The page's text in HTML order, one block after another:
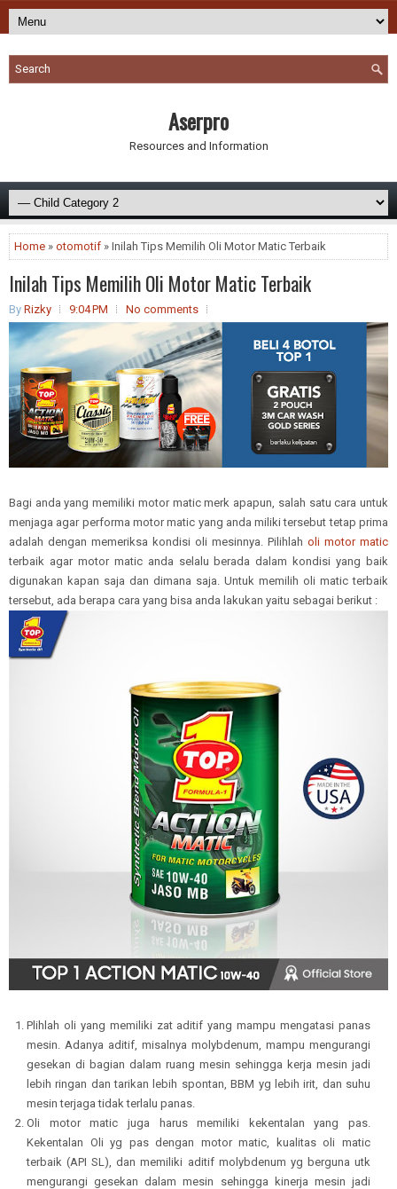
Aserpro
Resources and Information
Home » otomotif » Inilah Tips Memilih Oli Motor Matic Terbaik
Inilah Tips Memilih Oli Motor Matic Terbaik
By Rizky 9:04 PM No comments
Bagi anda yang memiliki motor matic merk apapun, salah satu cara untuk
menjaga agar performa motor matic yang anda miliki tersebut tetap prima
adalah dengan memeriksa kondisi oli mesinnya. Pilihlah oli motor matic
terbaik agar motor matic anda selalu berada dalam kondisi yang baik
digunakan kapan saja dan dimana saja. Untuk memilih oli matic terbaik
tersebut, ada berapa cara yang bisa anda lakukan yaitu sebagai berikut :
Plihlah oli yang memiliki zat aditif yang mampu mengatasi panas
mesin. Adanya aditif, misalnya molybdenum, mampu mengurangi
gesekan di bagian dalam ruang mesin sehingga kerja mesin jadi
lebih ringan dan tarikan lebih spontan, BBM yg lebih irit, dan suhu
mesin terjaga tidak terlalu panas.
Oli motor matic juga harus memiliki kekentalan yang pas.
Kekentalan Oli yg pas dengan motor matic, kualitas oli matic
terbaik (API SL), dan memiliki aditif molybdenum yg berguna utk
mengurangi gesekan dalam mesin sehingga kinerja mesin jadi